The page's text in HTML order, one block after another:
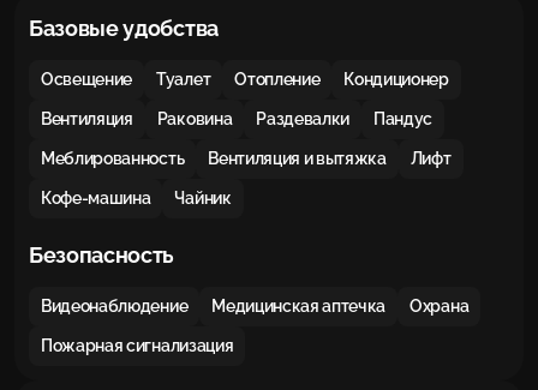
Базовые удобства
Освещение Туалет Отопление Кондиционер
Вентиляция Раковина Раздевалки Пандус
Меблированность Вентиляция и вытяжка Лифт
Кофе-машина Чайник
Безопасность
Видеонаблюдение Медицинская аптечка Охрана
Пожарная сигнализация